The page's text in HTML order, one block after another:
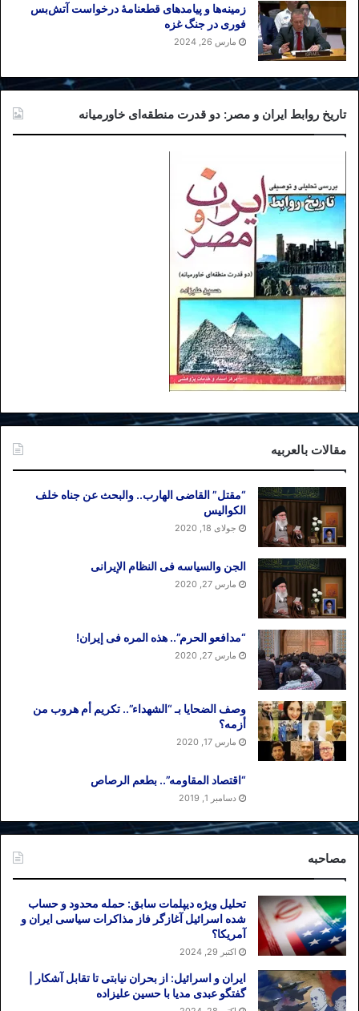
زمینه‌ها و پیامدهای قطعنامهٔ درخواست آتش‌بس
فوری در جنگ غزه
مارس 26, 2024
تاریخ روابط ایران و مصر: دو قدرت منطقه‌ای خاورمیانه
مقالات بالعربیه
“مقتل” القاضی الهارب.. والبحث عن جناه خلف
الکوالیس
جولای 18, 2020
الجن والسیاسه فی النظام اﻹیرانی
مارس 27, 2020
“مدافعو الحرم”.. هذه المره فی إیران!
مارس 27, 2020
وصف الضحایا بـ “الشهداء”.. تکریم أم هروب من
أزمه؟
مارس 17, 2020
“اقتصاد المقاومه”.. بطعم الرصاص
دسامبر 1, 2019
مصاحبه
تحلیل ویژه دیپلمات سابق: حمله محدود و حساب
شده اسرائیل آغازگر فاز مذاکرات سیاسی ایران و
آمریکا؟
اکتبر 29, 2024
ایران و اسرائیل: از بحران نیابتی تا تقابل آشکار |
گفتگو عبدی مدیا با حسین علیزاده